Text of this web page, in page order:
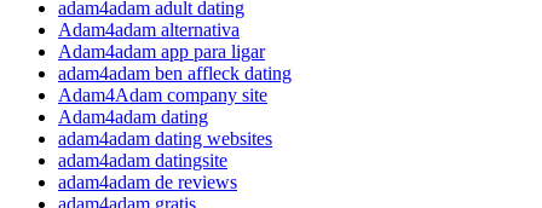
adam4adam adult dating
Adam4adam alternativa
Adam4adam app para ligar
adam4adam ben affleck dating
Adam4Adam company site
Adam4adam dating
adam4adam dating websites
adam4adam datingsite
adam4adam de reviews
adam4adam gratis